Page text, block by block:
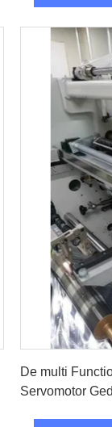
De multi
Servomotor